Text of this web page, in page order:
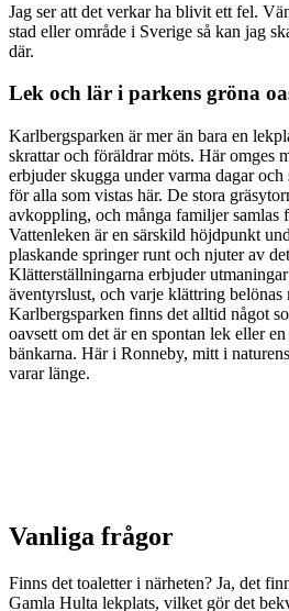
Jag ser att det verkar ha blivit ett fel.
stad eller område i Sverige så kan jag
där.
Lek och lär i parkens gröna
Karlbergsparken är mer än bara en
skrattar och föräldrar möts. Här omges
erbjuder skugga under varma dagar
för alla som vistas här. De stora
avkoppling, och många familjer samlas
Vattenleken är en särskild höjdpunkt
plaskande springer runt och njuter av
Klätterställningarna erbjuder
äventyrslust, och varje klättring
Karlbergsparken finns det alltid något
oavsett om det är en spontan lek eller
bänkarna. Här i Ronneby, mitt i
varar länge.
Vanliga frågor
Finns det toaletter i närheten? Ja, det
Gamla Hulta lekplats, vilket gör det